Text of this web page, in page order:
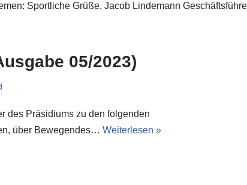
Sportliche Grüße, Jacob Lindemann
05/2023)
des Präsidiums zu den folgenden
über Bewegendes… Weiterlesen »